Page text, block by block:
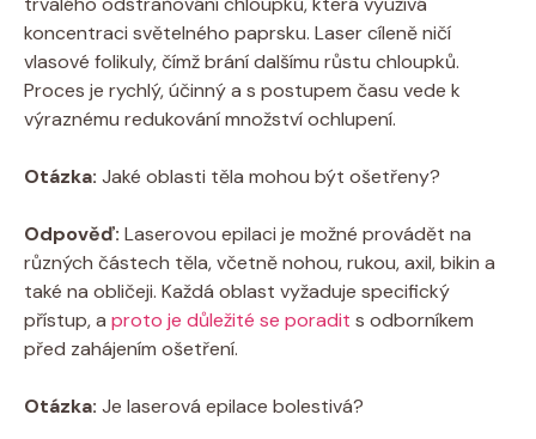
koncentraci světelného paprsku. Laser cíleně ničí
vlasové folikuly, čímž brání dalšímu růstu chloupků.
Proces je rychlý, účinný a s postupem času vede k
výraznému redukování množství ochlupení.
Otázka: Jaké oblasti těla mohou být ošetřeny?
Odpověď: Laserovou epilaci je možné provádět na
různých částech těla, včetně nohou, rukou, axil, bikin a
také na obličeji. Každá oblast vyžaduje specifický
přístup, a proto je důležité se poradit s odborníkem
před zahájením ošetření.
Otázka: Je laserová epilace bolestivá?